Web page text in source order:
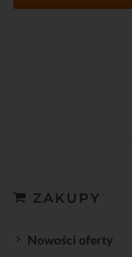
ZAKUPY
Nowości oferty